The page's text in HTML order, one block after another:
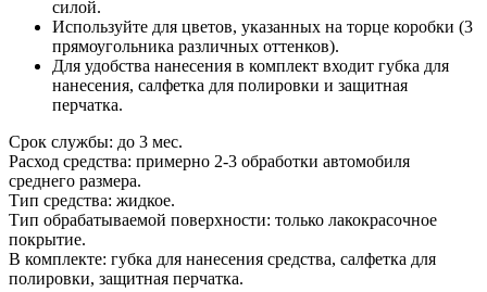
силой.
Используйте для цветов, указанных на торце коробки (3
прямоугольника различных оттенков).
Для удобства нанесения в комплект входит губка для
нанесения, салфетка для полировки и защитная
перчатка.
Срок службы: до 3 мес.
Расход средства: примерно 2-3 обработки автомобиля
среднего размера.
Тип средства: жидкое.
Тип обрабатываемой поверхности: только лакокрасочное
покрытие.
В комплекте: губка для нанесения средства, салфетка для
полировки, защитная перчатка.